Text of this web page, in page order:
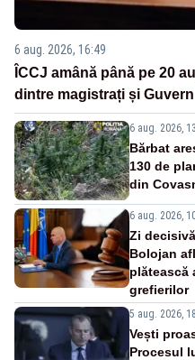
6 aug. 2026, 16:49
ÎCCJ amână până pe 20
dintre magistrați și Guvern
6 aug. 2026,
Bărbat
130 de
din
6 aug. 2026,
Zi
Bolojan
plătească
grefierilor
5 aug. 2026,
Vești
Procesul